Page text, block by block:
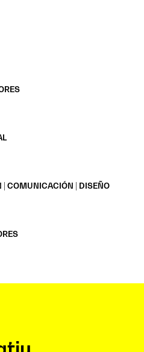
| COMUNICACIÓN | DISEÑO